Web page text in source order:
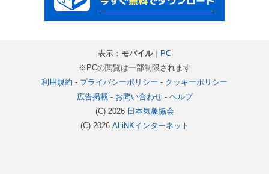
表示： モバイル｜ PC
※PCの閲覧は一部制限されます
利用規約 - プライバシーポリシー - クッキーポリシー
広告掲載- お問い合わせ- ヘルプ
(C) 2026 日本気象協会
(C) 2026 ALiNKインターネット